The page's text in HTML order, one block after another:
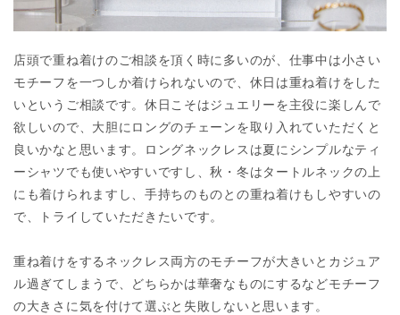
店頭で重ね着けのご相談を頂く時に多いのが、仕事中は小さい
モチーフを一つしか着けられないので、休日は重ね着けをした
いというご相談です。休日こそはジュエリーを主役に楽しんで
欲しいので、大胆にロングのチェーンを取り入れていただくと
良いかなと思います。ロングネックレスは夏にシンプルなティ
ーシャツでも使いやすいですし、秋・冬はタートルネックの上
にも着けられますし、手持ちのものとの重ね着けもしやすいの
で、トライしていただきたいです。
重ね着けをするネックレス両方のモチーフが大きいとカジュア
ル過ぎてしまうで、どちらかは華奢なものにするなどモチーフ
の大きさに気を付けて選ぶと失敗しないと思います。